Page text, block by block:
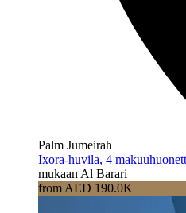
Palm Jumeirah
Ixora-huvila, 4
mukaan Al Barari
from AED 190.0K